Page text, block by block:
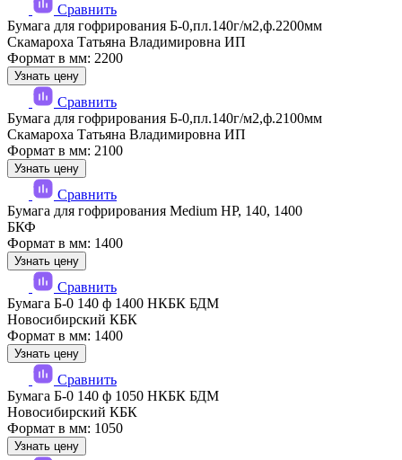
Сравнить
Бумага для гофрирования Б-0,пл.140г/м2,ф.2200мм
Скамароха Татьяна Владимировна ИП
Формат в мм: 2200
Узнать цену
Сравнить
Бумага для гофрирования Б-0,пл.140г/м2,ф.2100мм
Скамароха Татьяна Владимировна ИП
Формат в мм: 2100
Узнать цену
Сравнить
Бумага для гофрирования Medium HP, 140, 1400
БКФ
Формат в мм: 1400
Узнать цену
Сравнить
Бумага Б-0 140 ф 1400 НКБК БДМ
Новосибирский КБК
Формат в мм: 1400
Узнать цену
Сравнить
Бумага Б-0 140 ф 1050 НКБК БДМ
Новосибирский КБК
Формат в мм: 1050
Узнать цену